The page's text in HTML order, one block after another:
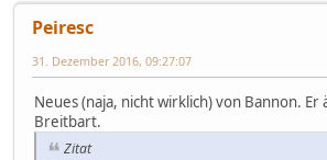
Peiresc
31. Dezember 2016, 09:27:07
Neues (naja, nicht wirklich) von Bannon. Er
Breitbart.
Zitat